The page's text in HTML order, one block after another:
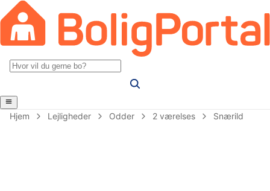
Hjem Lejligheder Odder 2 værelses Snærild